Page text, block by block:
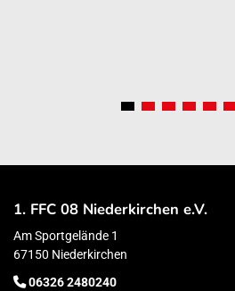
1. FFC 08 Niederkirchen e.V.
Am Sportgelände 1
67150 Niederkirchen
06326 2480240